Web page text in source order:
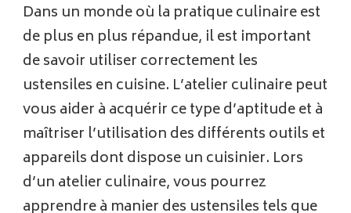
Dans un monde où la pratique culinaire est
de plus en plus répandue, il est important
de savoir utiliser correctement les
ustensiles en cuisine. L’atelier culinaire peut
vous aider à acquérir ce type d’aptitude et à
maîtriser l’utilisation des différents outils et
appareils dont dispose un cuisinier. Lors
d’un atelier culinaire, vous pourrez
apprendre à manier des ustensiles tels que